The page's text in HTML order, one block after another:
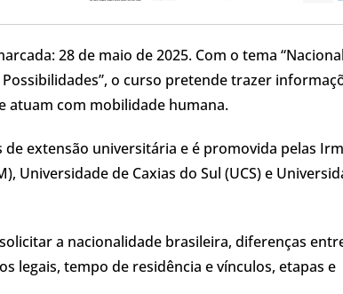
28 de maio de 2025. Com o tema
o curso pretende trazer
atuam com mobilidade humana.
extensão universitária e é promovida pelas
Universidade de Caxias do Sul (UCS) e
a nacionalidade brasileira, diferenças
legais, tempo de residência e vínculos, etapas e